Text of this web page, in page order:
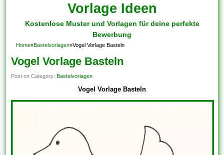
Vorlage Ideen
Kostenlose Muster und Vorlagen für deine perfekte
Bewerbung
Home»Bastelvorlagen»Vogel Vorlage Basteln
Vogel Vorlage Basteln
Post on Category:Bastelvorlagen
Vogel Vorlage Basteln